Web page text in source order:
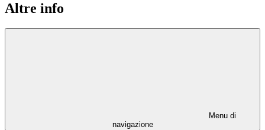
Altre info
Menu di
navigazione